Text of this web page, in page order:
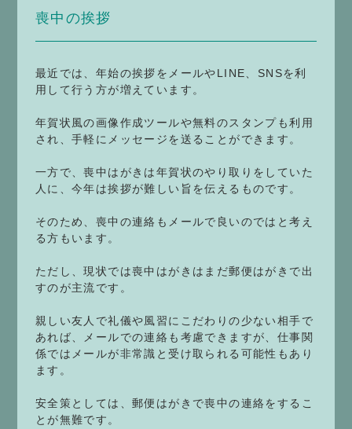
喪中の挨拶
最近では、年始の挨拶をメールやLINE、SNSを利
用して行う方が増えています。
年賀状風の画像作成ツールや無料のスタンプも利用
され、手軽にメッセージを送ることができます。
一方で、喪中はがきは年賀状のやり取りをしていた
人に、今年は挨拶が難しい旨を伝えるものです。
そのため、喪中の連絡もメールで良いのではと考え
る方もいます。
ただし、現状では喪中はがきはまだ郵便はがきで出
すのが主流です。
親しい友人で礼儀や風習にこだわりの少ない相手で
あれば、メールでの連絡も考慮できますが、仕事関
係ではメールが非常識と受け取られる可能性もあり
ます。
安全策としては、郵便はがきで喪中の連絡をするこ
とが無難です。